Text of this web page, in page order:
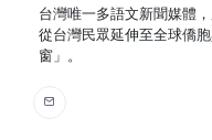
台灣唯一多語文新聞媒體
從台灣民眾延伸至全球僑
窗」。